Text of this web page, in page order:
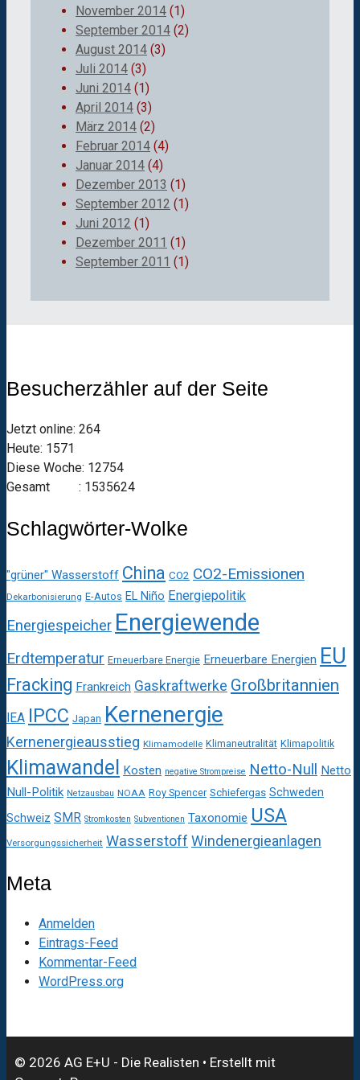
November 2014 (1)
September 2014 (2)
August 2014 (3)
Juli 2014 (3)
Juni 2014 (1)
April 2014 (3)
März 2014 (2)
Februar 2014 (4)
Januar 2014 (4)
Dezember 2013 (1)
September 2012 (1)
Juni 2012 (1)
Dezember 2011 (1)
September 2011 (1)
Besucherzähler auf der Seite
Jetzt online: 264
Heute: 1571
Diese Woche: 12754
Gesamt : 1535624
Schlagwörter-Wolke
"grüner" Wasserstoff China CO2 CO2-Emissionen
Dekarbonisierung E-Autos EL Niño Energiepolitik
Energiespeicher Energiewende
Erdtemperatur Erneuerbare Energie Erneuerbare Energien EU
Fracking Frankreich Gaskraftwerke Großbritannien
IEA IPCC Japan Kernenergie
Kernenergieausstieg Klimamodelle Klimaneutralität Klimapolitik
Klimawandel Kosten negative Strompreise Netto-Null
Netto
Null-Politik Netzausbau NOAA Roy Spencer Schiefergas Schweden
Schweiz SMR Stromkosten Subventionen Taxonomie USA
Versorgungssicherheit Wasserstoff Windenergieanlagen
Meta
Anmelden
Eintrags-Feed
Kommentar-Feed
WordPress.org
© 2026 AG E+U - Die Realisten • Erstellt mit